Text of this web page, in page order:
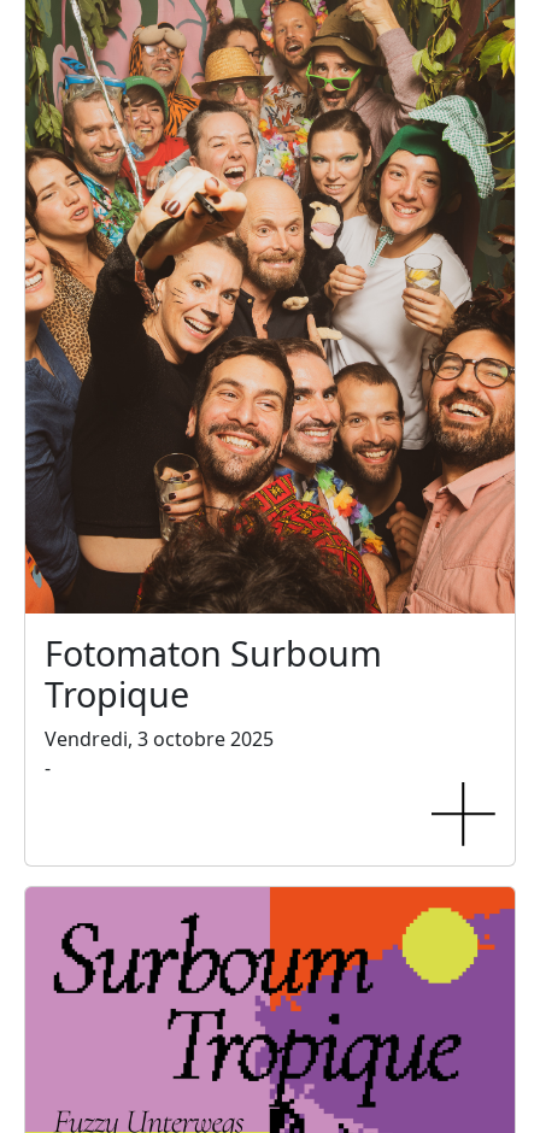
Fotomaton Surboum
Tropique
Vendredi, 3 octobre 2025
-